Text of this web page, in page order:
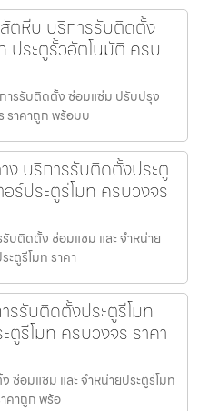
ตหีบ บริการรับติดตั้ง
ประตูรั้วอัตโนมัติ ครบ
ารรับติดตั้ง ซ่อมแซ่ม ปรับปรุง
ราคาถูก พร้อมบ
ง บริการรับติดตั้งประตู
ร์ประตูรีโมท ครบวงจร
บติดตั้ง ซ่อมแซม และ จำหน่าย
ะตูรีโมท ราคา
รรับติดตั้งประตูรีโมท
ตูรีโมท ครบวงจร ราคา
ซ่อมแซม และ จำหน่ายประตูรีโมท
คาถูก พร้อ